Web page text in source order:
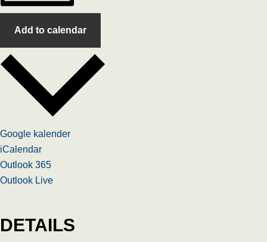
Add to calendar
Google kalender
iCalendar
Outlook 365
Outlook Live
DETAILS